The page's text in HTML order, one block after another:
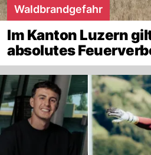
Waldbrandgefahr
Im Kanton Luzern
absolutes